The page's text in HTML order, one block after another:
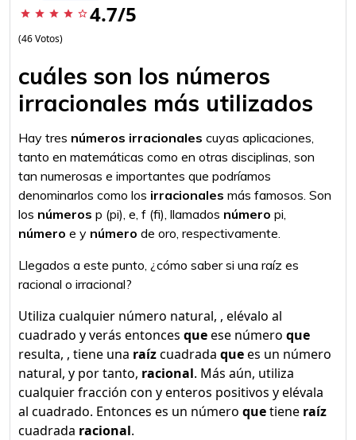
star star star star star_border 4.7/5
(46 Votos)
cuáles son los números
irracionales más utilizados
Hay tres números irracionales cuyas aplicaciones,
tanto en matemáticas como en otras disciplinas, son
tan numerosas e importantes que podríamos
denominarlos como los irracionales más famosos. Son
los números p (pi), e, f (fi), llamados número pi,
número e y número de oro, respectivamente.
Llegados a este punto, ¿cómo saber si una raíz es
racional o irracional?
Utiliza cualquier número natural, , elévalo al
cuadrado y verás entonces queese número que
resulta, , tiene una raízcuadrada quees un número
natural, y por tanto, racional. Más aún, utiliza
cualquier fracción con y enteros positivos y elévala
al cuadrado. Entonces es un número quetiene raíz
cuadrada racional.